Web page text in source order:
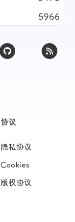
5966
协议
隐私协议
Cookies
版权协议